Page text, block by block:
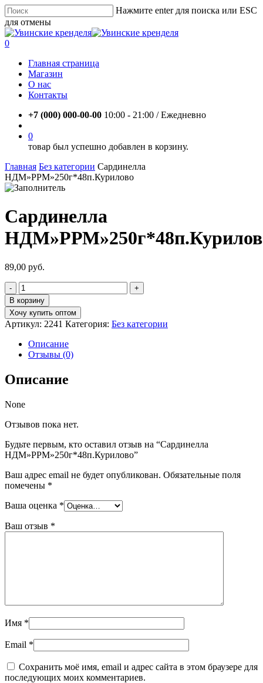
Skip
to
main
content
Нажмите enter для поиска или ESC
для отмены
Close
Search
account
0
Главная страница
Магазин
О нас
Контакты
+7 (000) 000-00-00 10:00 - 21:00 / Eжедневно
0
товар был успешно добавлен в корзину.
Главная Без категории Сардинелла
НДМ»РРМ»250г*48п.Курилово
Сардинелла
89,00 руб.
Количество
товара
Сардинелла
НДМ"РРМ"250г*48п.Курилово
В корзину
Хочу купить оптом
Артикул: 2241 Категория: Без категории
Описание
Отзывы (0)
Описание
None
Отзывов пока нет.
Будьте первым, кто оставил отзыв на “Сардинелла
НДМ»РРМ»250г*48п.Курилово”
Ваш адрес email не будет опубликован. Обязательные поля
помечены *
Ваша оценка *
Ваш отзыв *
Имя *
Email *
Сохранить моё имя, email и адрес сайта в этом браузере для
последующих моих комментариев.